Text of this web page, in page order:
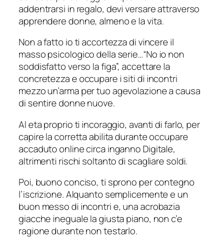
addentrarsi in regalo, devi versare attraverso
apprendere donne, almeno e la vita.
Non a fatto io ti accortezza di vincere il
masso psicologico della serie…“No io non
soddisfatto verso la figa”, accettare la
concretezza e occupare i siti di incontri
mezzo un’arma per tuo agevolazione a causa
di sentire donne nuove.
Al eta proprio ti incoraggio, avanti di farlo, per
capire la corretta abilita durante occupare
accaduto online circa inganno Digitale,
altrimenti rischi soltanto di scagliare soldi.
Poi, buono conciso, ti sprono per contegno
l’iscrizione. Alquanto semplicemente e un
buon messo di incontri e, una acrobazia
giacche ineguale la giusta piano, non c’e
ragione durante non testarlo.